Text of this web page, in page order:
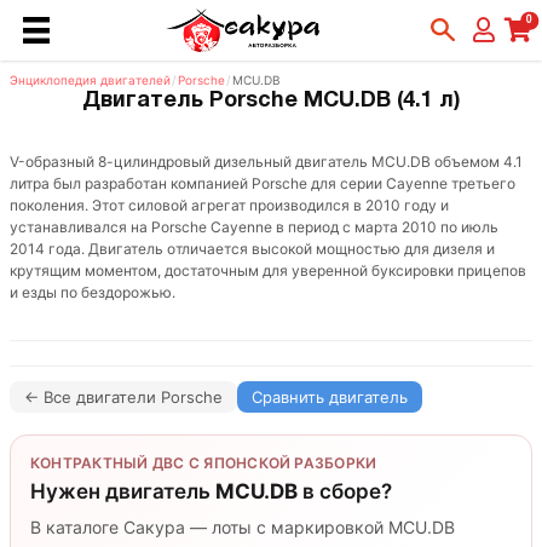
0
Энциклопедия двигателей/ Porsche/ MCU.DB
Двигатель Porsche MCU.DB (4.1 л)
V-образный 8-цилиндровый дизельный двигатель MCU.DB объемом 4.1
литра был разработан компанией Porsche для серии Cayenne третьего
поколения. Этот силовой агрегат производился в 2010 году и
устанавливался на Porsche Cayenne в период с марта 2010 по июль
2014 года. Двигатель отличается высокой мощностью для дизеля и
крутящим моментом, достаточным для уверенной буксировки прицепов
и езды по бездорожью.
← Все двигатели Porsche Сравнить двигатель
КОНТРАКТНЫЙ ДВС С ЯПОНСКОЙ РАЗБОРКИ
Нужен двигатель MCU.DB в сборе?
В каталоге Сакура — лоты с маркировкой MCU.DB